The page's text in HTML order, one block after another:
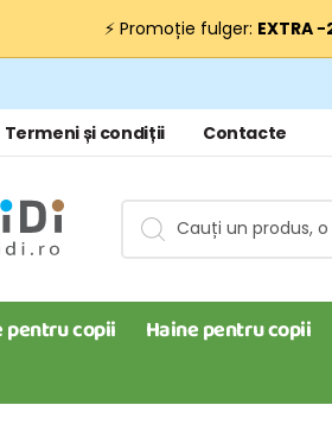
⚡ Promoție fulger: EXTRA
Termeni și condiții Contacte
copii Haine pentru copii